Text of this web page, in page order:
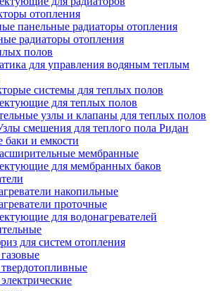
отопления
панельные радиаторы отопления
радиаторы отопления
полов
для управления водяным теплым
системы для теплых полов
для теплых полов
узлы и клапаны для теплых полов
смешения для теплого пола Ридан
и емкости
мембранные
для мембранных баков
накопильные
проточные
для водонагревателей
для систем отопления